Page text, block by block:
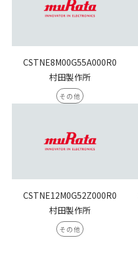
CSTNE8M00G55A000R0
村田製作所
その他
CSTNE12M0G52Z000R0
村田製作所
その他